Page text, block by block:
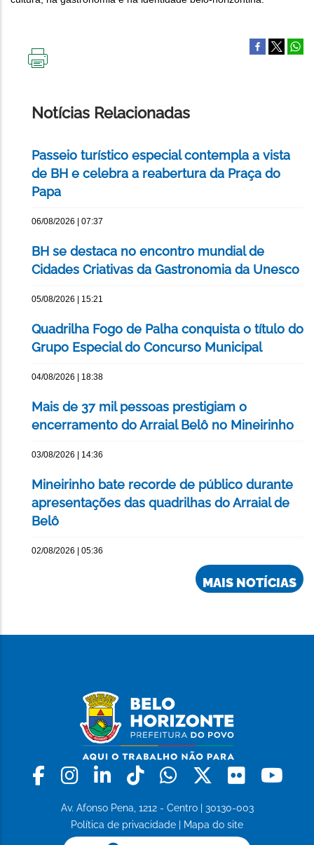
Notícias Relacionadas
Passeio turístico especial contempla a vista
de BH e celebra a reabertura da Praça do
Papa
06/08/2026 | 07:37
BH se destaca no encontro mundial de
Cidades Criativas da Gastronomia da Unesco
05/08/2026 | 15:21
Quadrilha Fogo de Palha conquista o título do
Grupo Especial do Concurso Municipal
04/08/2026 | 18:38
Mais de 37 mil pessoas prestigiam o
encerramento do Arraial Belô no Mineirinho
03/08/2026 | 14:36
Mineirinho bate recorde de público durante
apresentações das quadrilhas do Arraial de
Belô
02/08/2026 | 05:36
MAIS NOTÍCIAS
Facebook
Instagram
LinkedinTiktokWhatsapp
X Flickr
Av. Afonso Pena, 1212 - Centro | 30130-003
Política de privacidade
Mapa do site